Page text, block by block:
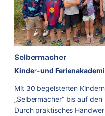
Selbermacher
Kinder-und
Mit 30 begeisterten
„Selbermacher“ bis auf
Durch praktisches